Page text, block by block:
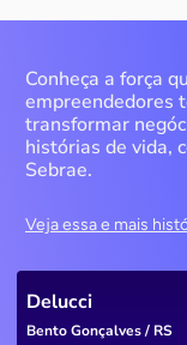
Conheça a força
empreendedores
transformar
histórias de vida,
Sebrae.
Veja essa e mais
Delucci
Bento Gonçalves / RS